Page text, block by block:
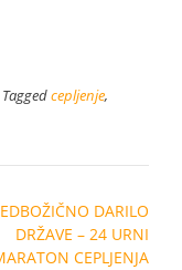
Taggedcepljenje,
DARILO
DRŽAVE – 24 URNI
CEPLJENJA